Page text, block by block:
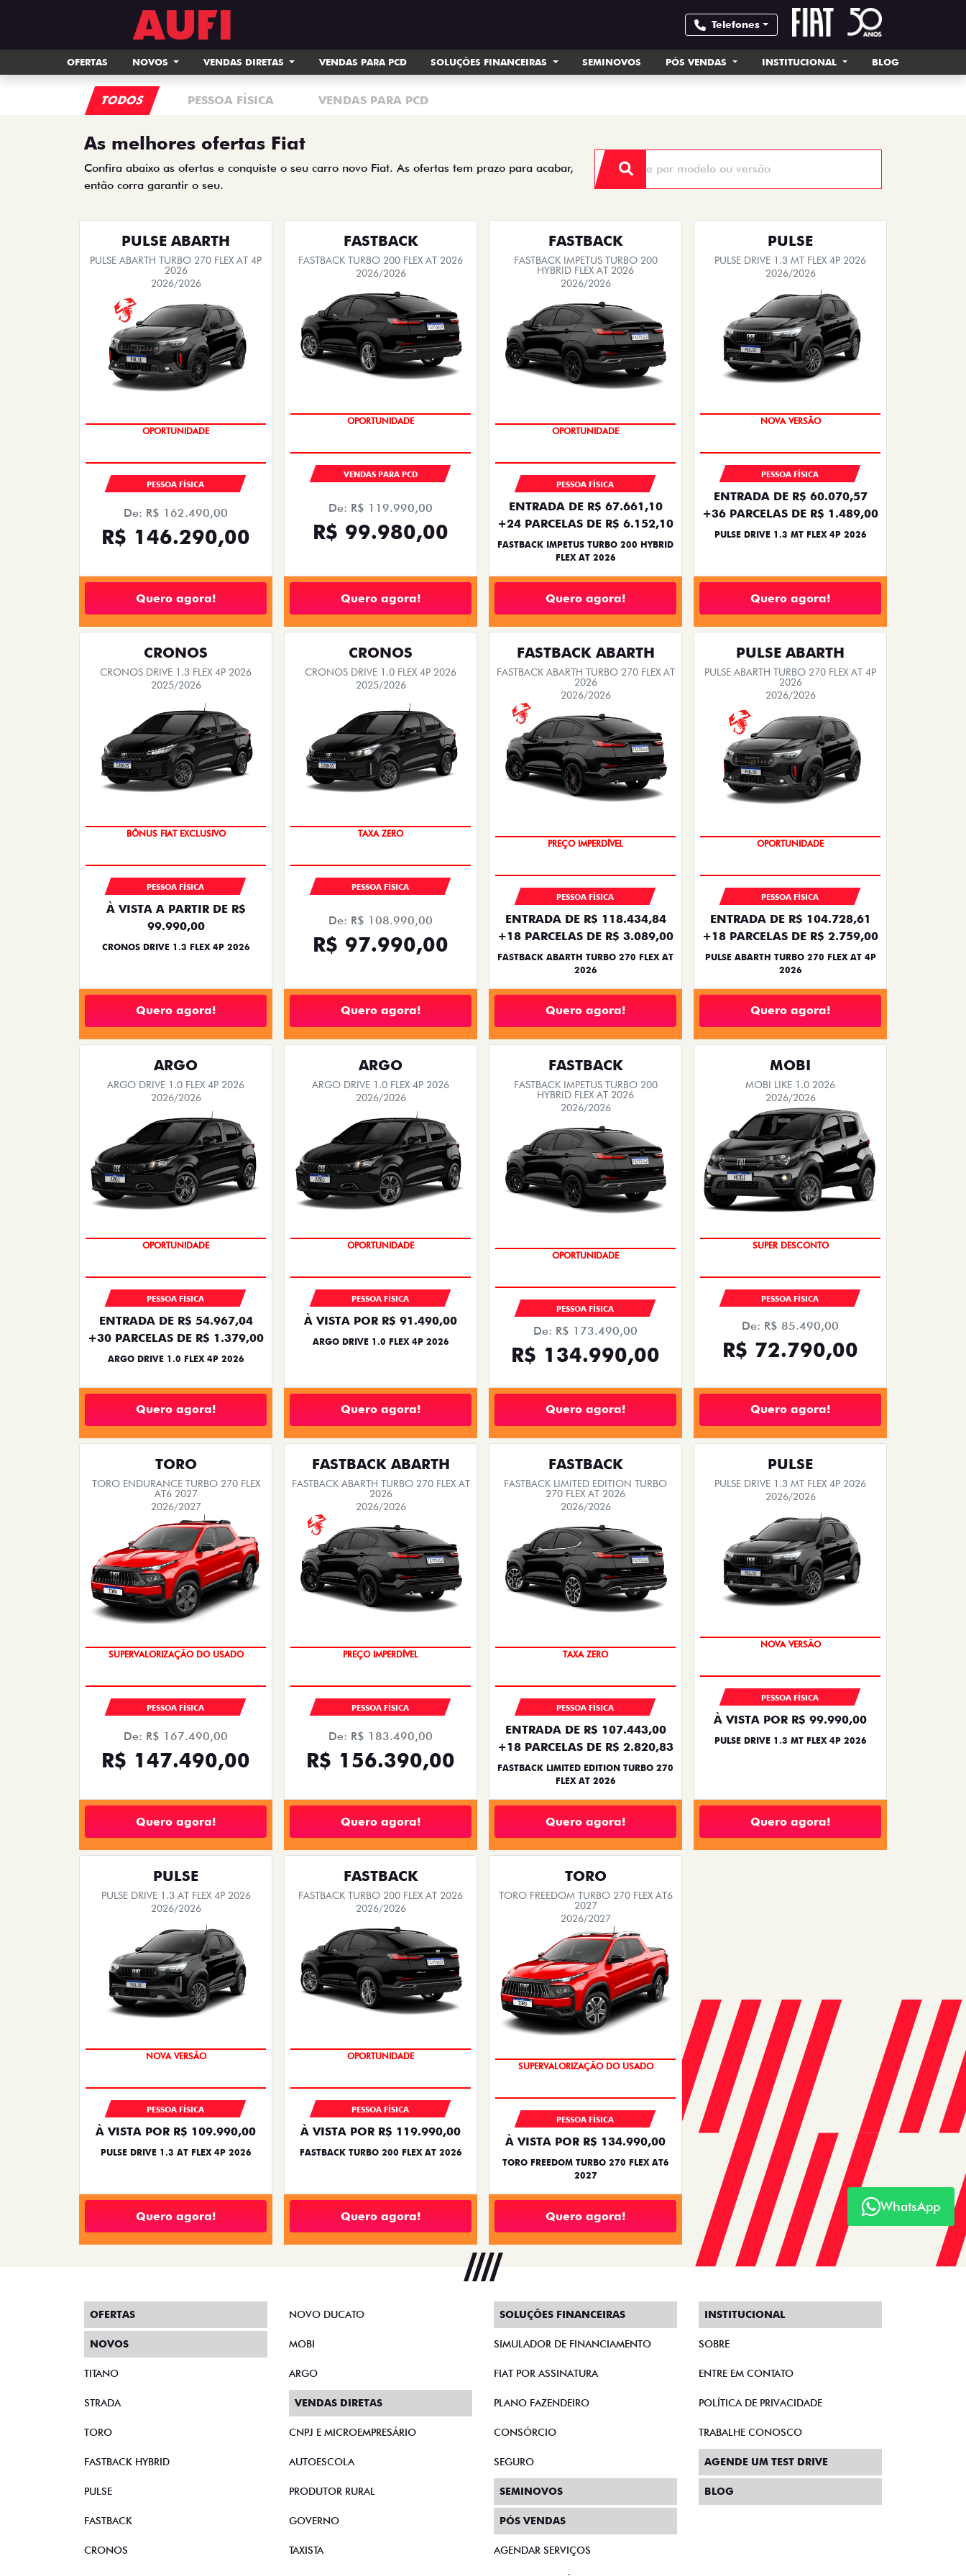
Telefones
OFERTAS NOVOS VENDAS DIRETAS VENDAS PARA PCD SOLUÇÕES FINANCEIRAS SEMINOVOS PÓS VENDAS INSTITUCIONAL BLOG
TODOS PESSOA FÍSICA VENDAS PARA PCD
As melhores ofertas Fiat
Confira abaixo as ofertas e conquiste o seu carro novo Fiat. As ofertas tem prazo para acabar,
então corra garantir o seu.
PULSE ABARTH
PULSE ABARTH TURBO 270 FLEX AT 4P
2026
2026/2026
SAIA DE FIAT 0KM
PESSOA FÍSICA
De: R$ 162.490,00
R$ 146.290,00
Quero agora!
FASTBACK
FASTBACK TURBO 200 FLEX AT 2026
2026/2026
OPORTUNIDADE
VENDAS PARA PCD
De: R$ 119.990,00
R$ 99.980,00
Quero agora!
FASTBACK
FASTBACK IMPETUS TURBO 200
HYBRID FLEX AT 2026
2026/2026
PREÇO IMPERDÍVEL
PESSOA FÍSICA
ENTRADA DE R$ 67.661,10
+24 PARCELAS DE R$ 6.152,10
FASTBACK IMPETUS TURBO 200 HYBRID
FLEX AT 2026
Quero agora!
PULSE
PULSE DRIVE 1.3 MT FLEX 4P 2026
2026/2026
PREÇO IMPERDÍVEL
PESSOA FÍSICA
ENTRADA DE R$ 60.070,57
+36 PARCELAS DE R$ 1.489,00
PULSE DRIVE 1.3 MT FLEX 4P 2026
Quero agora!
CRONOS
CRONOS DRIVE 1.3 FLEX 4P 2026
2025/2026
SUPER DESCONTO
PESSOA FÍSICA
À VISTA A PARTIR DE R$
99.990,00
CRONOS DRIVE 1.3 FLEX 4P 2026
Quero agora!
CRONOS
CRONOS DRIVE 1.0 FLEX 4P 2026
2025/2026
COM USADO NA TROCA
PESSOA FÍSICA
De: R$ 108.990,00
R$ 97.990,00
Quero agora!
FASTBACK ABARTH
FASTBACK ABARTH TURBO 270 FLEX AT
2026
2026/2026
TAXA ZERO
PESSOA FÍSICA
ENTRADA DE R$ 118.434,84
+18 PARCELAS DE R$ 3.089,00
FASTBACK ABARTH TURBO 270 FLEX AT
2026
Quero agora!
PULSE ABARTH
PULSE ABARTH TURBO 270 FLEX AT 4P
2026
2026/2026
TAXA ZERO
PESSOA FÍSICA
ENTRADA DE R$ 104.728,61
+18 PARCELAS DE R$ 2.759,00
PULSE ABARTH TURBO 270 FLEX AT 4P
2026
Quero agora!
ARGO
ARGO DRIVE 1.0 FLEX 4P 2026
2026/2026
BÔNUS DE 6 MIL REAIS
PESSOA FÍSICA
ENTRADA DE R$ 54.967,04
+30 PARCELAS DE R$ 1.379,00
ARGO DRIVE 1.0 FLEX 4P 2026
Quero agora!
ARGO
ARGO DRIVE 1.0 FLEX 4P 2026
2026/2026
BÔNUS DE 6 MIL REAIS
PESSOA FÍSICA
À VISTA POR R$ 91.490,00
ARGO DRIVE 1.0 FLEX 4P 2026
Quero agora!
FASTBACK
FASTBACK IMPETUS TURBO 200
HYBRID FLEX AT 2026
2026/2026
PREÇO IMPERDÍVEL
PESSOA FÍSICA
De: R$ 173.490,00
R$ 134.990,00
Quero agora!
MOBI
MOBI LIKE 1.0 2026
2026/2026
TAXA ZERO
PESSOA FÍSICA
De: R$ 85.490,00
R$ 72.790,00
Quero agora!
TORO
TORO ENDURANCE TURBO 270 FLEX
AT6 2027
2026/2027
COM USADO NA TROCA
PESSOA FÍSICA
De: R$ 167.490,00
R$ 147.490,00
Quero agora!
FASTBACK ABARTH
FASTBACK ABARTH TURBO 270 FLEX AT
2026
2026/2026
SAIA DE FIAT 0KM
PESSOA FÍSICA
De: R$ 183.490,00
R$ 156.390,00
Quero agora!
FASTBACK
FASTBACK LIMITED EDITION TURBO
270 FLEX AT 2026
2026/2026
PREÇO IMPERDÍVEL
PESSOA FÍSICA
ENTRADA DE R$ 107.443,00
+18 PARCELAS DE R$ 2.820,83
FASTBACK LIMITED EDITION TURBO 270
FLEX AT 2026
Quero agora!
PULSE
PULSE DRIVE 1.3 MT FLEX 4P 2026
2026/2026
PREÇO IMPERDÍVEL
PESSOA FÍSICA
À VISTA POR R$ 99.990,00
PULSE DRIVE 1.3 MT FLEX 4P 2026
Quero agora!
PULSE
PULSE DRIVE 1.3 AT FLEX 4P 2026
2026/2026
PREÇO IMPERDÍVEL
PESSOA FÍSICA
À VISTA POR R$ 109.990,00
PULSE DRIVE 1.3 AT FLEX 4P 2026
Quero agora!
FASTBACK
FASTBACK TURBO 200 FLEX AT 2026
2026/2026
OPORTUNIDADE
PESSOA FÍSICA
À VISTA POR R$ 119.990,00
FASTBACK TURBO 200 FLEX AT 2026
Quero agora!
TORO
TORO FREEDOM TURBO 270 FLEX AT6
2027
2026/2027
OPORTUNIDADE
PESSOA FÍSICA
À VISTA POR R$ 134.990,00
TORO FREEDOM TURBO 270 FLEX AT6
2027
Quero agora!
WhatsApp
OFERTAS
NOVOS
TITANO
STRADA
TORO
FASTBACK HYBRID
PULSE
FASTBACK
CRONOS
NOVO DUCATO
MOBI
ARGO
VENDAS DIRETAS
CNPJ E MICROEMPRESÁRIO
AUTOESCOLA
PRODUTOR RURAL
GOVERNO
TAXISTA
SOLUÇÕES FINANCEIRAS
SIMULADOR DE FINANCIAMENTO
FIAT POR ASSINATURA
PLANO FAZENDEIRO
CONSÓRCIO
SEGURO
SEMINOVOS
PÓS VENDAS
AGENDAR SERVIÇOS
INSTITUCIONAL
SOBRE
ENTRE EM CONTATO
POLÍTICA DE PRIVACIDADE
TRABALHE CONOSCO
AGENDE UM TEST DRIVE
BLOG